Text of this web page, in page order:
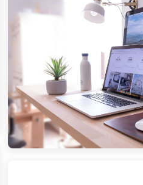
蘑菇的灌木、风格怪异
可供游玩的游艇，还
慨儿时记忆模糊，如
了市中心嘈杂的环境
书的生活表达了矛盾
的假设性提问作结，
考。